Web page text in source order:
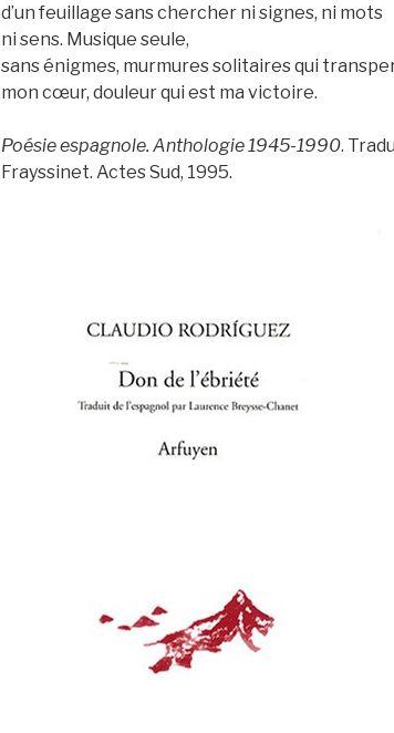
d’un feuillage sans chercher ni signes, ni mots
ni sens. Musique seule,
sans énigmes, murmures solitaires qui
mon cœur, douleur qui est ma victoire.
Poésie espagnole. Anthologie 1945-1990.
Frayssinet. Actes Sud, 1995.